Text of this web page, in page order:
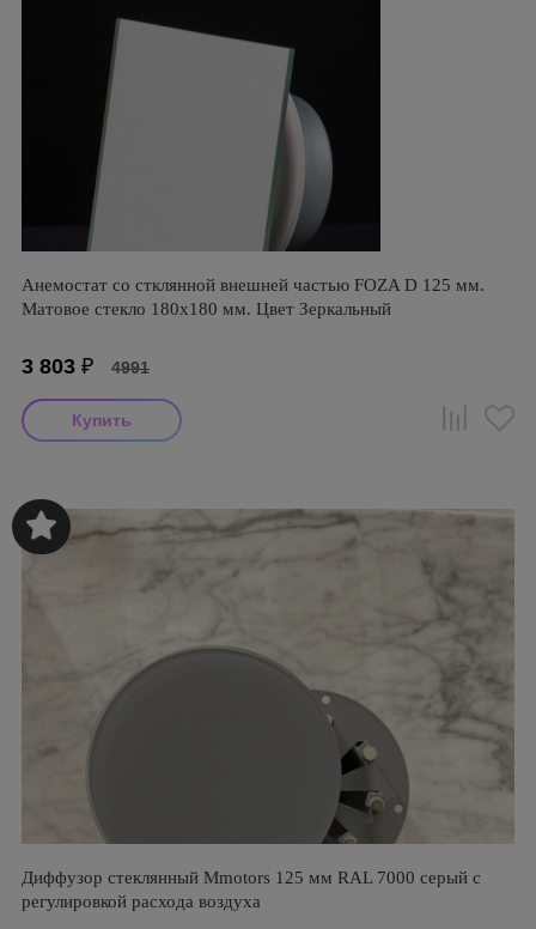
Анемостат со стклянной внешней частью FOZA D 125 мм.
Матовое стекло 180х180 мм. Цвет Зеркальный
3 803 ₽ 4991
Диффузор стеклянный Mmotors 125 мм RAL 7000 серый с
регулировкой расхода воздуха